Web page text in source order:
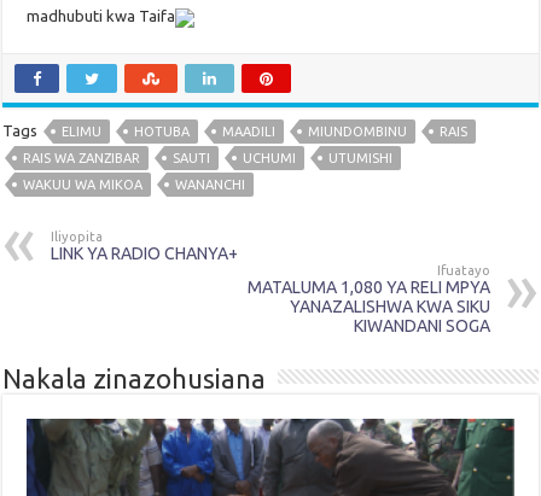
madhubuti kwa Taifa
Tags ELIMU HOTUBA MAADILI MIUNDOMBINU
RAIS
RAIS WA ZANZIBAR
SAUTI UCHUMI
UTUMISHI
WAKUU WA MIKOA
WANANCHI
Iliyopita
LINK YA RADIO CHANYA+
Ifuatayo
MATALUMA 1,080 YA RELI MPYA
YANAZALISHWA KWA SIKU
KIWANDANI SOGA
Nakala zinazohusiana